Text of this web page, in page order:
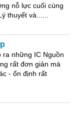
nỗ lực cuối cùng
thuyết và......
ra những IC Nguồn
rất đơn giản mà
- ổn định rất